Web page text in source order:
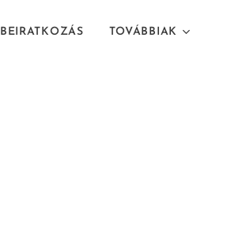
BEIRATKOZÁS TOVÁBBIAK